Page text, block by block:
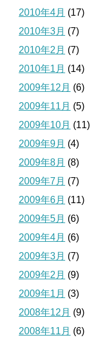
2010年4月 (17)
2010年3月 (7)
2010年2月 (7)
2010年1月 (14)
2009年12月 (6)
2009年11月 (5)
2009年10月 (11)
2009年9月 (4)
2009年8月 (8)
2009年7月 (7)
2009年6月 (11)
2009年5月 (6)
2009年4月 (6)
2009年3月 (7)
2009年2月 (9)
2009年1月 (3)
2008年12月 (9)
2008年11月 (6)